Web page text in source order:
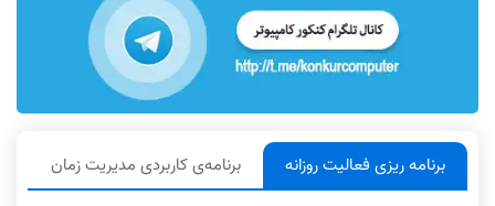
برنامه ریزی فعالیت روزانه برنامه‌ی کاربردی مدیریت زمان